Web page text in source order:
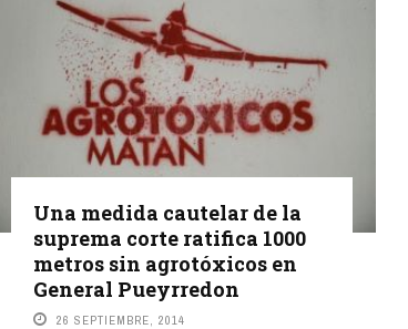
Una medida cautelar de la
suprema corte ratifica 1000
metros sin agrotóxicos en
General Pueyrredon
26 SEPTIEMBRE, 2014